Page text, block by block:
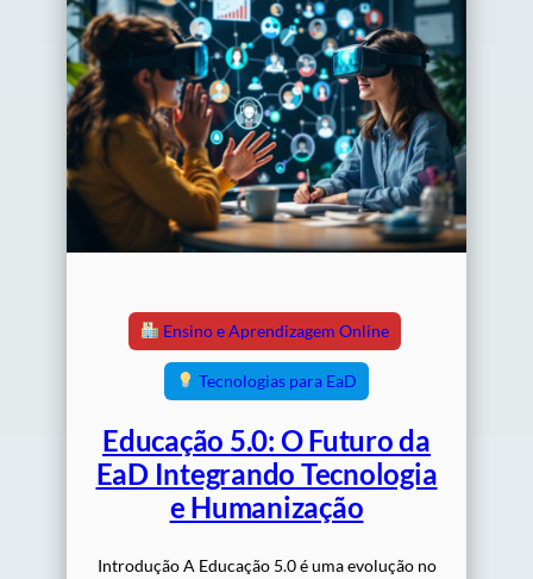
Ensino e Aprendizagem Online
Tecnologias para EaD
Educação 5.0: O Futuro da
EaD Integrando Tecnologia
e Humanização
Introdução A Educação 5.0 é uma evolução no